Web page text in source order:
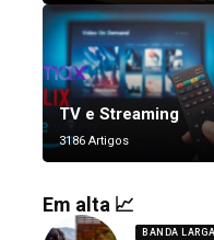
TV e Streaming
3186 Artigos
Em alta 📈
BANDA LARGA